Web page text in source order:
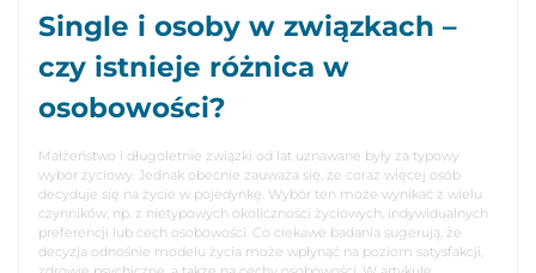
Single i osoby w związkach –
czy istnieje różnica w
osobowości?
Małżeństwo i długoletnie związki od lat uznawane były za typowy
wybór życiowy. Jednak obecnie zauważa się, że coraz więcej osób
decyduje się na życie w pojedynkę. Wybór ten może wynikać z wielu
czynników, np. z nietypowych okoliczności życiowych, indywidualnych
preferencji lub cech osobowości. Co ciekawe badania sugerują, że
decyzja odnośnie modelu życia może wpłynąć na poziom satysfakcji,